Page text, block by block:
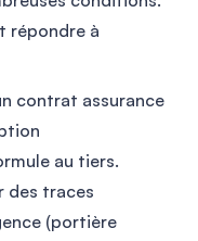
répondre à
contrat assurance
au tiers.
des traces
(portière